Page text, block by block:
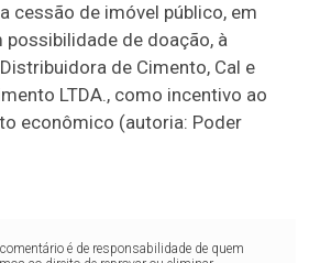
cessão de imóvel público, em
de doação, à
de Cimento, Cal e
LTDA., como incentivo ao
econômico (autoria: Poder
é de responsabilidade de quem